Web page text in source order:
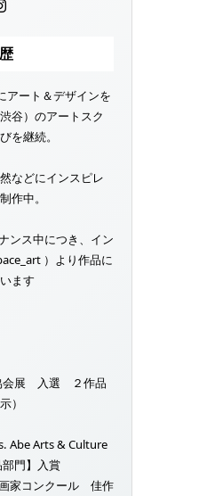
アート＆デザインを
谷）のアートスク
を継続。
などにインスピレ
作中。
ンス中につき、イン
）より作品に
ます
会展 入選 ２作品
）
Abe Arts & Culture
門】入賞
家コンクール 佳作